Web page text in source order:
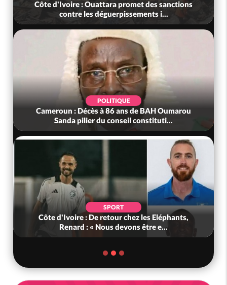
Côte d'Ivoire : Ouattara promet des sanctions
contre les déguerpissements i...
POLITIQUE
Cameroun : Décès à 86 ans de BAH Oumarou
Sanda pilier du conseil constituti...
SPORT
Côte d'Ivoire : De retour chez les Eléphants,
Renard : « Nous devons être e...